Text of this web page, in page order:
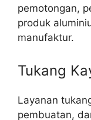
pemotongan,
produk
manufaktur.
Tukang
Layanan
pembuatan,